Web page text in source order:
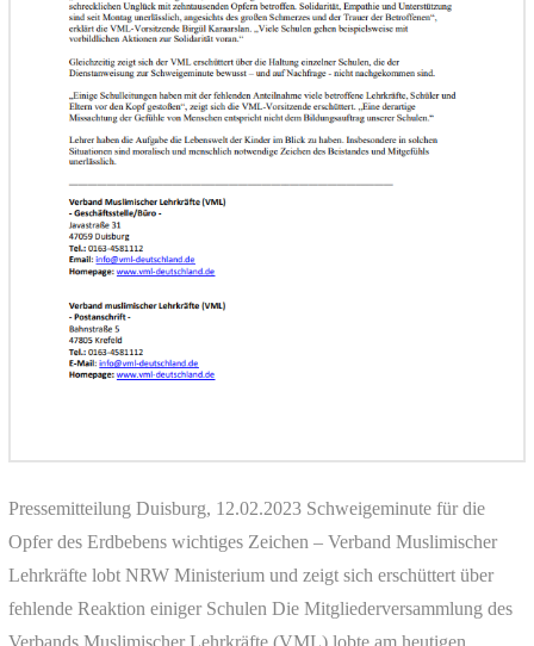
Pressemitteilung Duisburg, 12.02.2023 Schweigeminute für die
Opfer des Erdbebens wichtiges Zeichen – Verband Muslimischer
Lehrkräfte lobt NRW Ministerium und zeigt sich erschüttert über
fehlende Reaktion einiger Schulen Die Mitgliederversammlung des
Verbands Muslimischer Lehrkräfte (VML) lobte am heutigen